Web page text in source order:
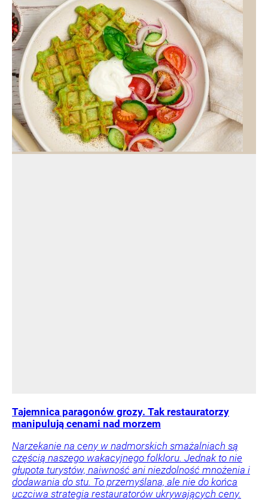
Tajemnica paragonów grozy. Tak restauratorzy
manipulują cenami nad morzem
Narzekanie na ceny w nadmorskich smażalniach są
częścią naszego wakacyjnego folkloru. Jednak to nie
głupota turystów, naiwność ani niezdolność mnożenia i
dodawania do stu. To przemyślana, ale nie do końca
uczciwa strategia restauratorów ukrywających ceny.